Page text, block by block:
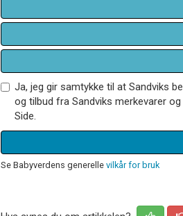
Ja, jeg gir samtykke til at Sandviks
og tilbud fra Sandviks merkevarer
Side.
Se Babyverdens generelle vilkår for bruk